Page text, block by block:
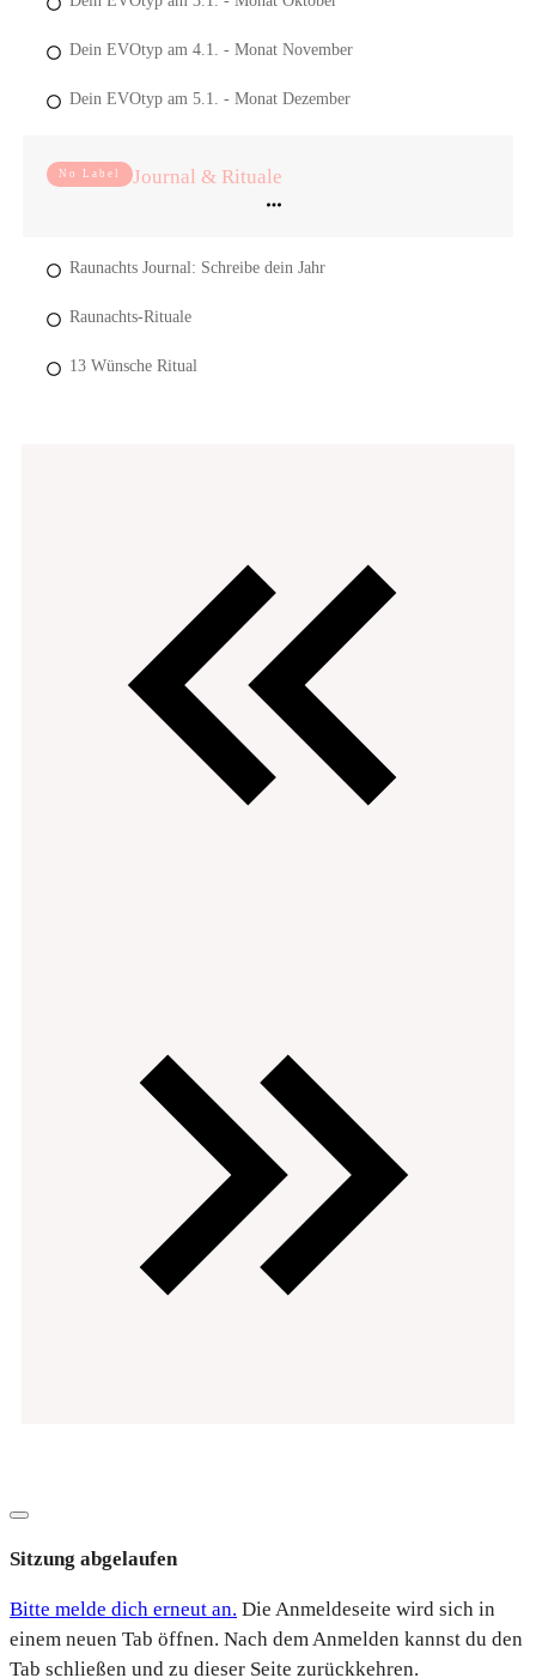
Dein EVOtyp am 4.1. - Monat November
Dein EVOtyp am 5.1. - Monat Dezember
No Label Journal & Rituale
Raunachts Journal: Schreibe dein Jahr
Raunachts-Rituale
13 Wünsche Ritual
Dialog
Sitzung abgelaufen
Bitte melde dich erneut an. Die Anmeldeseite wird sich in
einem neuen Tab öffnen. Nach dem Anmelden kannst du den
Tab schließen und zu dieser Seite zurückkehren.